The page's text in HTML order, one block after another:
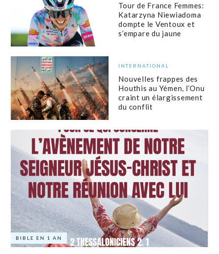
Tour de France Femmes:
Katarzyna Niewiadoma
dompte le Ventoux et
s’empare du jaune
INTERNATIONAL
Nouvelles frappes des
Houthis au Yémen, l’Onu
craint un élargissement
du conflit
BIBLE EN 1 AN